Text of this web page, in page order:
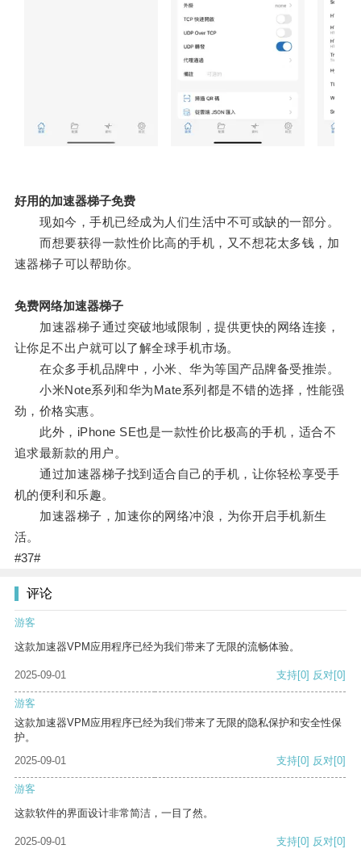
好用的加速器梯子免费
现如今，手机已经成为人们生活中不可或缺的一部分。
而想要获得一款性价比高的手机，又不想花太多钱，加
速器梯子可以帮助你。
免费网络加速器梯子
加速器梯子通过突破地域限制，提供更快的网络连接，
让你足不出户就可以了解全球手机市场。
在众多手机品牌中，小米、华为等国产品牌备受推崇。
小米Note系列和华为Mate系列都是不错的选择，性能强
劲，价格实惠。
此外，iPhone SE也是一款性价比极高的手机，适合不
追求最新款的用户。
通过加速器梯子找到适合自己的手机，让你轻松享受手
机的便利和乐趣。
加速器梯子，加速你的网络冲浪，为你开启手机新生
活。
#37#
评论
游客
这款加速器VPM应用程序已经为我们带来了无限的流畅体验。
2025-09-01 支持[0] 反对[0]
游客
这款加速器VPM应用程序已经为我们带来了无限的隐私保护和安全性保
护。
2025-09-01
支持[0] 反对[0]
游客
这款软件的界面设计非常简洁，一目了然。
2025-09-01 支持[0] 反对[0]